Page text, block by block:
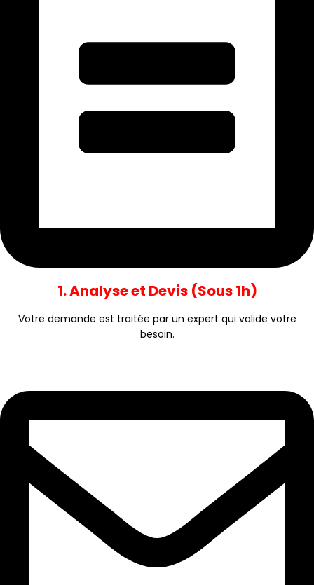
1. Analyse et Devis (Sous 1h)
Votre demande est traitée par un expert qui valide votre
besoin.